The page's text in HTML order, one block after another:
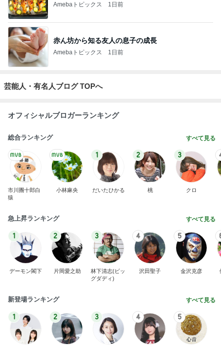
Amebaトピックス 1日前
赤ん坊から知る友人の息子の成長
Amebaトピックス 1日前
芸能人・有名人ブログ TOPへ
オフィシャルブロガーランキング
総合ランキング すべて見る
市川團十郎白
猿
小林麻央
1
だいたひかる
2
桃
3
クロ
急上昇ランキング すべて見る
1
デーモン閣下
2
片岡愛之助
3
林下清志(ビッ
グダディ)
4
沢田聖子
5
金沢克彦
新登場ランキング すべて見る
1 2 3 4 5